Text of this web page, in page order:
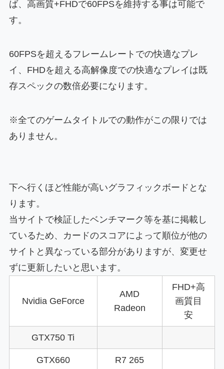
ば、高画質+FHDで60FPSを維持する事は可能で
す。
60FPSを超えるフレームレートでの快適なプレ
イ、FHDを超える高解像度での快適なプレイは既
存スペックの数倍必要になります。
※全てのゲームタイトルでの動作がこの限りでは
ありません。
下へ行くほど性能が高いグラフィックボードとな
ります。
当サイトで検証したベンチマーク等を基に掲載し
ているため、カードのスコアによって順位が他の
サイトと異なっている部分がありますが、変更せ
ずに更新したいと思います。
Nvidia GeForce
AMD
Radeon
FHD+高
画質目
安
GTX750 Ti
GTX660 R7 265